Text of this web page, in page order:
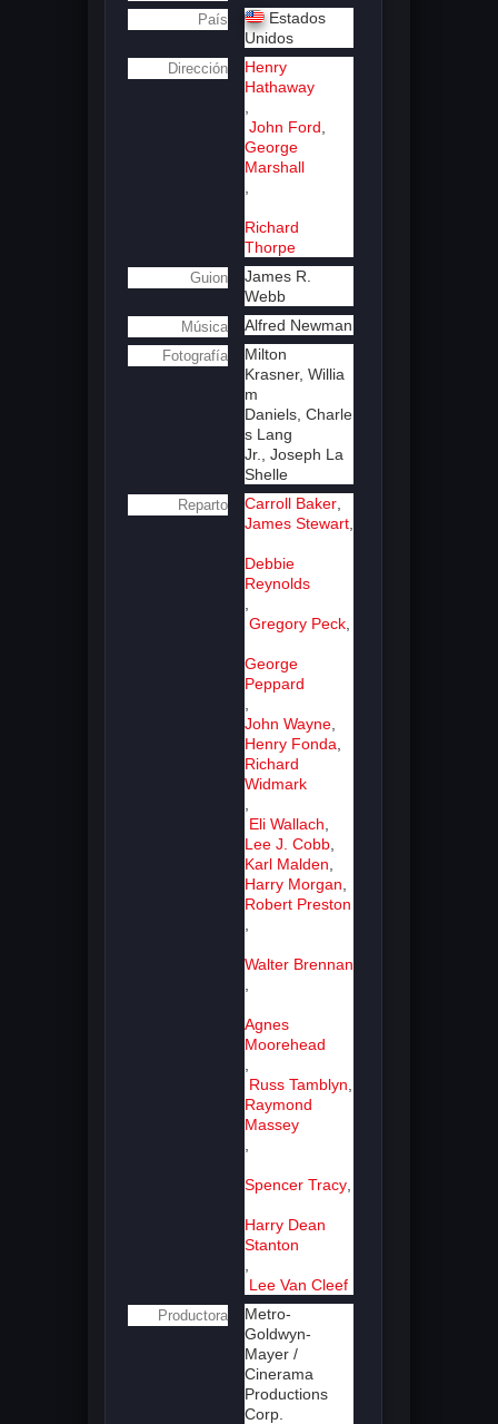
País
Estados
Unidos
Dirección
Henry
Hathaway
John Ford
George
Marshall
Richard
Thorpe
Guion
James R.
Webb
Música Alfred Newman
Fotografía
Milton
Krasner, Willia
m
Daniels, Charle
s Lang
Jr.,
Joseph La
Shelle
Reparto Carroll Baker
James Stewart
Debbie
Reynolds
Gregory Peck
George
Peppard
John Wayne
Henry Fonda
Richard
Widmark
Eli Wallach
Lee J. Cobb
Karl Malden
Harry Morgan
Robert Preston
Walter Brennan
Agnes
Moorehead
Russ Tamblyn
Raymond
Massey
Spencer Tracy
Harry Dean
Stanton
Lee Van Cleef
Productora
Metro-
Goldwyn-
Mayer /
Cinerama
Productions
Corp.